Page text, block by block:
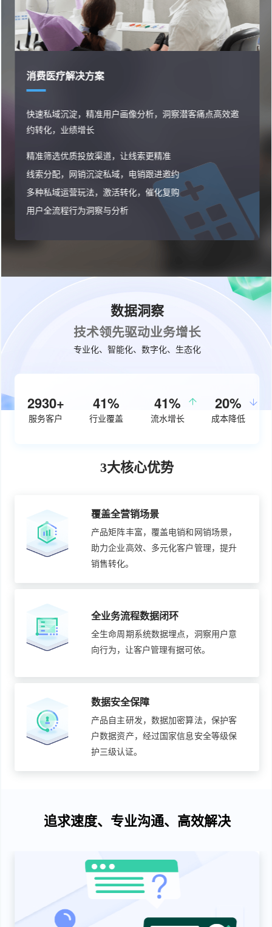
消费医疗解决方案
快速私域沉淀，精准用户画像分析，洞察潜客痛点高效邀
约转化，业绩增长
精准筛选优质投放渠道，让线索更精准
线索分配，网销沉淀私域，电销跟进邀约
多种私域运营玩法，激活转化，催化复购
用户全流程行为洞察与分析
数据洞察
技术领先驱动业务增长
专业化、智能化、数字化、生态化
3730+
服务客户
53%
行业覆盖
50%
流水增长
26%
成本降低
3大核心优势
覆盖全营销场景
产品矩阵丰富，覆盖电销和网销场景，
助力企业高效、多元化客户管理，提升
销售转化。
全业务流程数据闭环
全生命周期系统数据埋点，洞察用户意
向行为，让客户管理有据可依。
数据安全保障
产品自主研发，数据加密算法，保护客
户数据资产，经过国家信息安全等级保
护三级认证。
追求速度、专业沟通、高效解决